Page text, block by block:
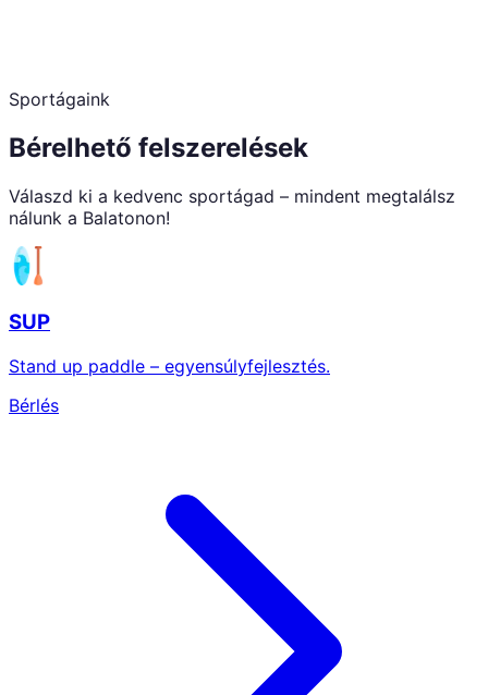
Sportágaink
Bérelhető felszerelések
Válaszd ki a kedvenc sportágad – mindent megtalálsz
nálunk a Balatonon!
SUP
Stand up paddle – egyensúlyfejlesztés.
Bérlés